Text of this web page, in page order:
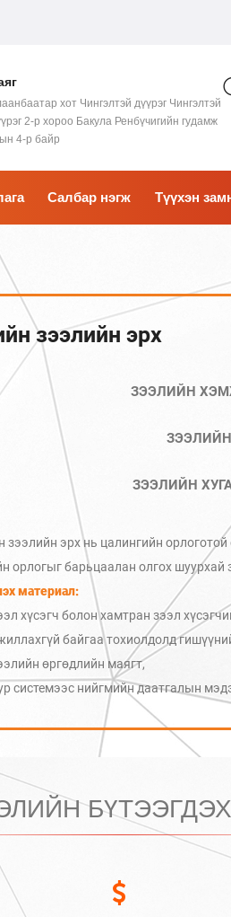
хот Чингэлтэй дүүрэг Чингэлтэй
2-р хороо Бакула Ренбүчигийн гудамж
4-р байр
Салбар нэгж Түүхэн
зээлийн эрх
ЗЭЭЛИЙН
ЗЭЭЛИЙН
зээлийн эрх нь цалингийн орлоготой
орлогыг барьцаалан олгох шуурхай
материал:
хүсэгч болон хамтран зээл
байгаа тохиолдолд
өргөдлийн маягт,
системээс нийгмийн даатгалын